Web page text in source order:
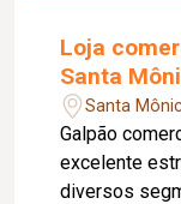
Loja
Santa
Santa
Galpão
excelente
diversos